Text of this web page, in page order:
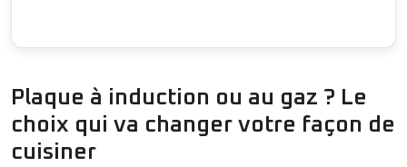
Plaque à induction ou au gaz ? Le
choix qui va changer votre façon de
cuisiner